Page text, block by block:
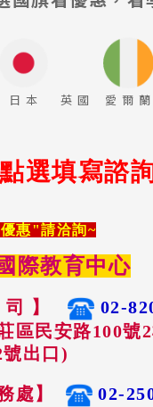
日 本 英 國 愛 爾 蘭
點選填寫諮
惠"請洽詢~
際教育中心
】
02-
區民安路100號
出口)
處】
02-